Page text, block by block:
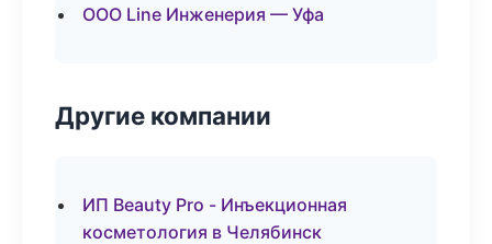
ООО Line Инженерия — Уфа
Другие компании
ИП Beauty Pro - Инъекционная
косметология в Челябинск